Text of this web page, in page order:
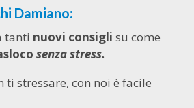
Damiano:
tanti nuovi consigli su come
senza stress.
ti stressare, con noi è facile